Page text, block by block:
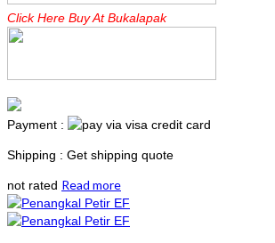
Click Here Buy At Bukalapak
Payment :
Shipping : Get shipping quote
not rated Read more